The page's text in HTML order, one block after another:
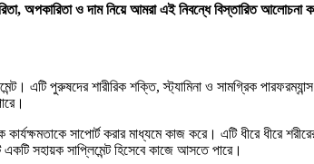
অপকারিতা ও দাম নিয়ে আমরা এই নিবন্ধে বিস্তারিত আলোচনা
এটি পুরুষদের শারীরিক শক্তি, স্ট্যামিনা ও সামগ্রিক
সাপোর্ট করার মাধ্যমে কাজ করে। এটি ধীরে ধীরে
সহায়ক সাপ্লিমেন্ট হিসেবে কাজে আসতে পারে।